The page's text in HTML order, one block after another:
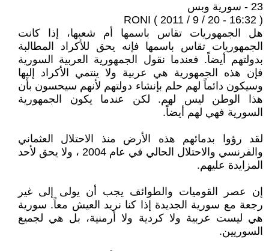
23 - سورية وبس
RONI ( 2011 / 9 / 20 - 16:32 )
هل الجمهوريات تقاس باسمها أم شعبها، إذا كانت
الجمهوريات تقاس باسمها فإنه يحق للأكراد المطالبة
بدولتهم أيضاً. فعندما نقول الجمهورية العربية السورية
فإن هذه الجمهورية هي عربية ولا ينتمي الأكراد إليها
وسيكون دائماً لهم حلم بإنشاء دولتهم لأنهم سيحسون بأن
هذا الوطن ليس لهم. لكن عندما يكون الجمهورية
السورية فهي لهم أيضاً.
لقد رؤوا بدمائهم هذه الأرض منذ الاحتلال العثماني
والفرنسي والاحتلال الحالي في عام 2004 ، ولا يحق لأحد
المزايدة عليهم.
إن عصر القوميات والطوائف يجب أن يولى إلى غير
رجعة مع سورية الجديدة إذا كنا نريد العيش معاً. سورية
هي ليست عربية ولا كردية ولا أرمنية، بل هي لجميع
السوريين.